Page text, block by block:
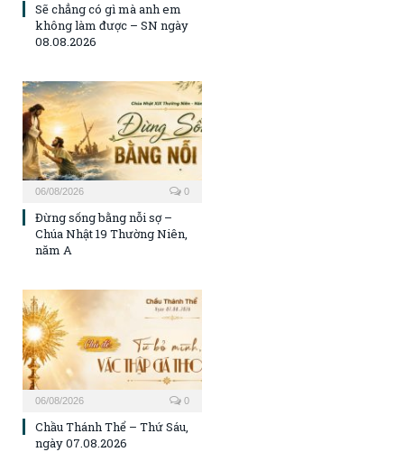
Sẽ chẳng có gì mà anh em
không làm được – SN ngày
08.08.2026
06/08/2026 0
Đừng sống bằng nỗi sợ –
Chúa Nhật 19 Thường Niên,
năm A
06/08/2026 0
Chầu Thánh Thể – Thứ Sáu,
ngày 07.08.2026